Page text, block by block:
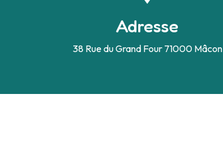
Adresse
38 Rue du Grand Four 71000 Mâcon